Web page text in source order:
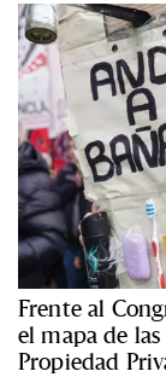
Frente al
el mapa de
Propiedad